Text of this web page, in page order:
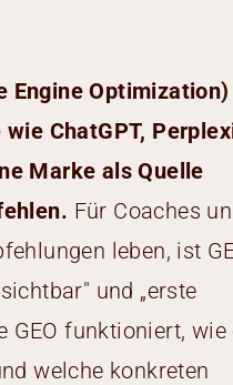
Engine Optimization)
ChatGPT,
Marke als Quelle
Für Coaches
leben, ist
und „erste
GEO funktioniert, wie
welche konkreten